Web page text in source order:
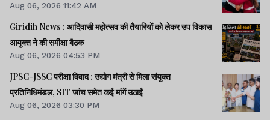
Aug 06, 2026 11:42 AM
Giridih News : आदिवासी महोत्सव की तैयारियों को लेकर उप विकास
आयुक्त ने की समीक्षा बैठक
Aug 06, 2026 04:53 PM
JPSC-JSSC परीक्षा विवाद : उद्योग मंत्री से मिला संयुक्त
प्रतिनिधिमंडल, SIT जांच समेत कई मांगें उठाईं
Aug 06, 2026 03:30 PM